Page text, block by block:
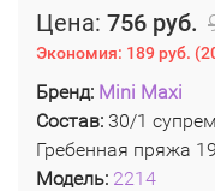
Цена: 756 руб.
Экономия: 189 руб. (
Бренд: Mini Maxi
Состав: 30/1
Гребенная пряжа
Модель: 2214